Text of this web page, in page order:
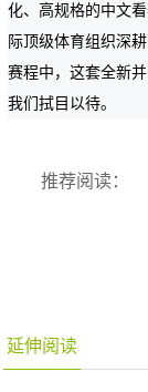
化、高规格的中文
际顶级体育组织深
赛程中，这套全新
我们拭目以待。
推荐阅读：
延伸阅读